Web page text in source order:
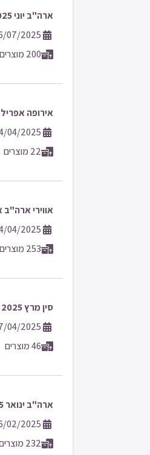
ארה"ב יוני 2025
07/2025
200 מוצרים
אירופה אפריל 2025
04/2025
22 מוצרים
אווירי ארה"ב
04/2025
253 מוצרים
סין מרץ 2025
04/2025
46 מוצרים
ארה"ב ינואר 2025
02/2025
232 מוצרים